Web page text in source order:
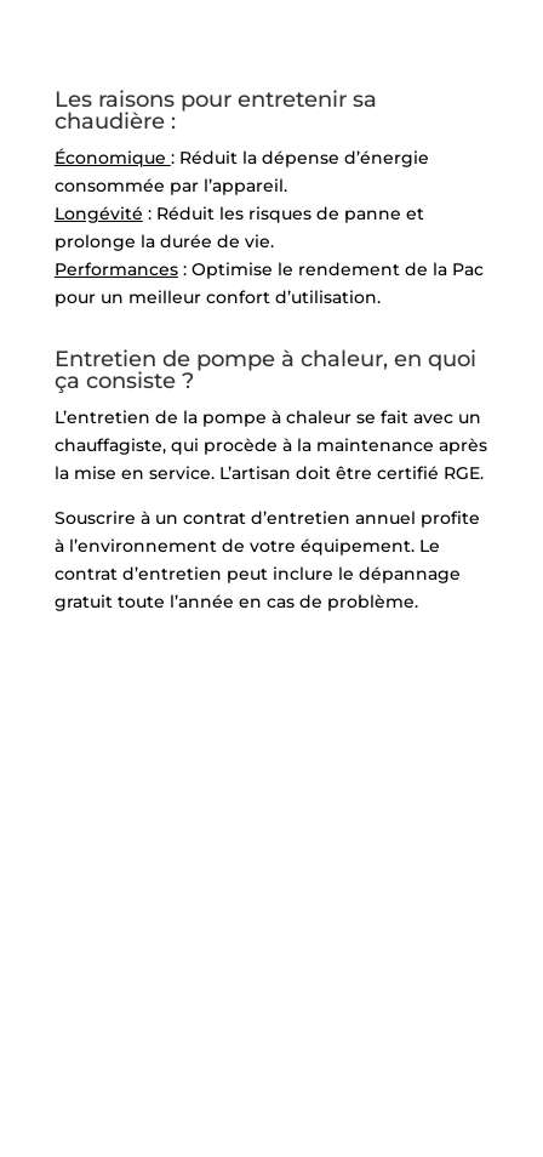
Les raisons pour entretenir sa
chaudière :
Économique : Réduit la dépense d’énergie
consommée par l’appareil.
Longévité : Réduit les risques de panne et
prolonge la durée de vie.
Performances: Optimise le rendement de la Pac
pour un meilleur confort d’utilisation.
Entretien de pompe à chaleur, en quoi
ça consiste ?
L’entretien de la pompe à chaleur se fait avec un
chauffagiste, qui procède à la maintenance après
la mise en service. L’artisan doit être certifié RGE.
Souscrire à un contrat d’entretien annuel profite
à l’environnement de votre équipement. Le
contrat d’entretien peut inclure le dépannage
gratuit toute l’année en cas de problème.